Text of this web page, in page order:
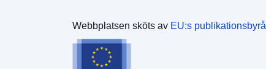
Webbplatsen sköts av EU:s publikationsbyrå